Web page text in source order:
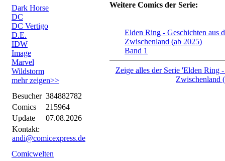
Dark Horse
DC
DC Vertigo
D.E.
IDW
Image
Marvel
Wildstorm
mehr zeigen>>
Besucher 384882782
Comics
215964
Update
07.08.2026
Kontakt:
andi@comicexpress.de
Comicwelten
Weitere Comics der Serie:
Elden Ring - Geschichten aus
Zwischenland (ab 2025)
Band 1
Zeige alles der Serie 'Elden Ring
Zwischenland